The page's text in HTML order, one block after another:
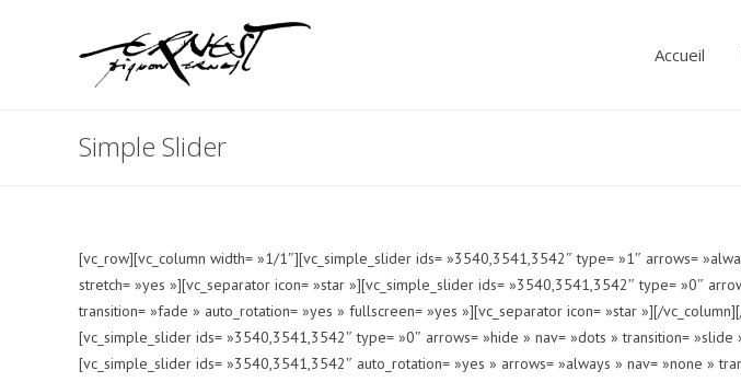
Accueil
Simple Slider
[vc_row][vc_column width= »1/1″][vc_simple_slider ids= »3540,3541,3542″ type= »1″ arrows=
stretch= »yes »][vc_separator icon= »star »][vc_simple_slider ids= »3540,3541,3542″ type= »0″
transition= »fade » auto_rotation= »yes » fullscreen= »yes »][vc_separator icon= »star »][/
[vc_simple_slider ids= »3540,3541,3542″ type= »0″ arrows= »hide » nav= »dots » transition= »slide
[vc_simple_slider ids= »3540,3541,3542″ auto_rotation= »yes » arrows= »always » nav= »none »